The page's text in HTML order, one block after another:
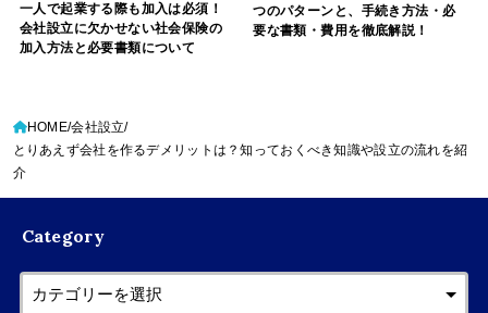
一人で起業する際も加入は必須！
会社設立に欠かせない社会保険の
加入方法と必要書類について
つのパターンと、手続き方法・必
要な書類・費用を徹底解説！
HOME 会社設立
とりあえず会社を作るデメリットは？知っておくべき知識や設立の流れを紹
介
Category